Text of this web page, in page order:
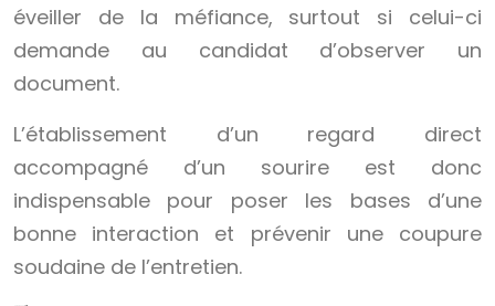
éveiller de la méfiance, surtout si celui-ci
demande au candidat d’observer un
document.
L’établissement d’un regard direct
accompagné d’un sourire est donc
indispensable pour poser les bases d’une
bonne interaction et prévenir une coupure
soudaine de l’entretien.